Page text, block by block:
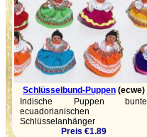
Schlüsselbund-Puppen(ecwe)
Indische Puppen bunte
ecuadorianischen
Schlüsselanhänger
Preis €1.89